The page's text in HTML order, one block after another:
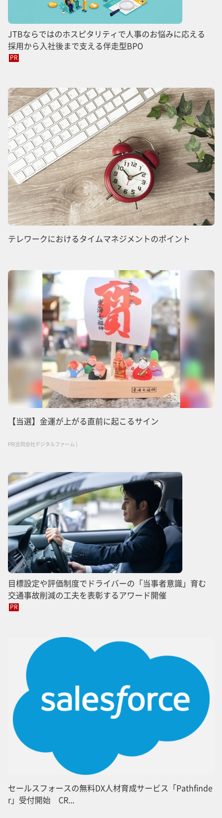
JTBならではのホスピタリティで人事のお悩みに応える
採用から入社後まで支える伴走型BPO
PR
テレワークにおけるタイムマネジメントのポイント
【当選】金運が上がる直前に起こるサイン
PR(合同会社デジタルファーム )
目標設定や評価制度でドライバーの「当事者意識」育む
交通事故削減の工夫を表彰するアワード開催
PR
セールスフォースの無料DX人材育成サービス「Pathfinde
r」受付開始 CR...